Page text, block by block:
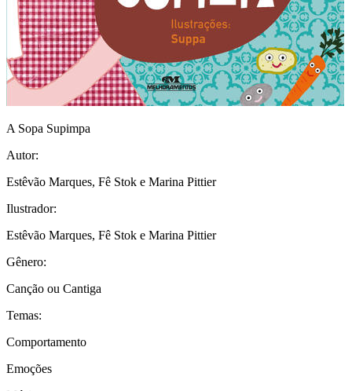
A Sopa Supimpa
Autor:
Estêvão Marques, Fê Stok e Marina Pittier
Ilustrador:
Estêvão Marques, Fê Stok e Marina Pittier
Gênero:
Canção ou Cantiga
Temas:
Comportamento
Emoções